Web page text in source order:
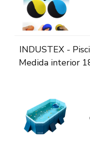
INDUSTEX -
Medida interior